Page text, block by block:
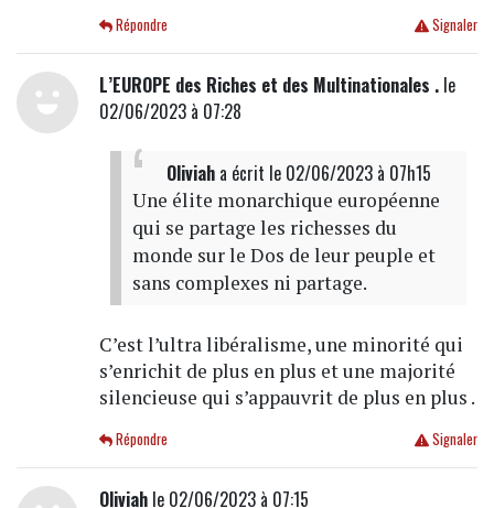
Signaler
Répondre
L’EUROPE des Riches et des Multinationales .le
02/06/2023 à 07:28
Oliviaha écrit le 02/06/2023 à 07h15
Une élite monarchique européenne
qui se partage les richesses du
monde sur le Dos de leur peuple et
sans complexes ni partage.
C’est l’ultra libéralisme, une minorité qui
s’enrichit de plus en plus et une majorité
silencieuse qui s’appauvrit de plus en plus .
Signaler
Répondre
Oliviahle 02/06/2023 à 07:15